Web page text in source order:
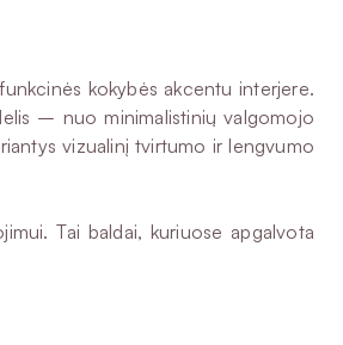
kokybės akcentu interjere.
– nuo minimalistinių valgomojo
vizualinį tvirtumo ir lengvumo
Tai baldai, kuriuose apgalvota